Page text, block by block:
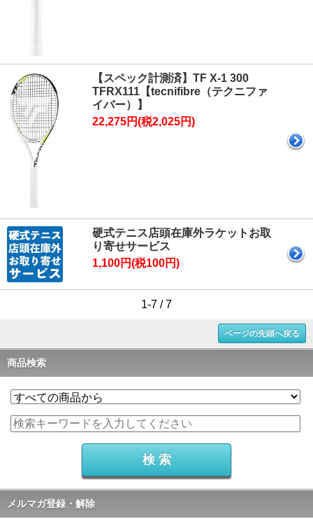
【スペック計測済】TF X-1 300
TFRX111【tecnifibre（テクニファ
イバー）】
22,275円(税2,025円)
硬式テニス店頭在庫外ラケットお取
り寄せサービス
1,100円(税100円)
1-7 / 7
ページの先頭へ戻る
商品検索
メルマガ登録・解除